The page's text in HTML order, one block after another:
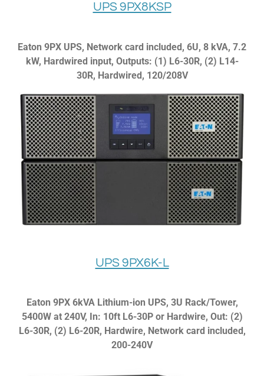
UPS 9PX8KSP
Eaton 9PX UPS, Network card included, 6U, 8 kVA, 7.2
kW, Hardwired input, Outputs: (1) L6-30R, (2) L14-
30R, Hardwired, 120/208V
UPS 9PX6K-L
Eaton 9PX 6kVA Lithium-ion UPS, 3U Rack/Tower,
5400W at 240V, In: 10ft L6-30P or Hardwire, Out: (2)
L6-30R, (2) L6-20R, Hardwire, Network card included,
200-240V